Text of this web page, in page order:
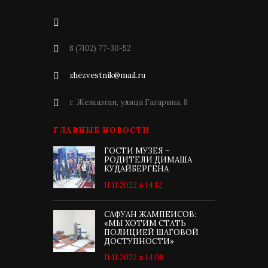
8 (7102) 77-30-52
zhezvestnik@mail.ru
г. Жезказган, улица Гагарина, 8
ГЛАВНЫЕ НОВОСТИ
ГОСТИ МУЗЕЯ –
РОДИТЕЛИ ДИМАША
КУДАЙБЕРГЕНА
11.11.2022 в 14:12
САФУАН ЖАМПЕИСОВ:
«МЫ ХОТИМ СТАТЬ
ПОЛИЦИЕЙ ШАГОВОЙ
ДОСТУПНОСТИ»
11.11.2022 в 14:08